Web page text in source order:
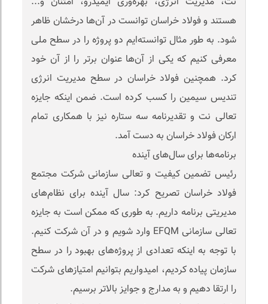
هستند و فولاد خراسان توانست در آن‌ها درخشان ظاهر
شود. به طور مثال توانسته‌ایم دو پروژه را در سطح ملی
معرفی کنیم که یکی از آن‌ها عنوان برتر را از آن خود
کرد. همچنین فولاد خراسان در سطح مدیریت انرژی
تندیس سیمین را کسب کرده است. ضمن اینکه جایزه
تعالی نت و تقدیرنامه سه ستاره نیز با همکاری تمام
ارکان فولاد خراسان به دست آمد.
برنامه‌ها برای سال‌های آینده
رئیس تضمین کیفیت و تعالی سازمانی شرکت مجتمع
فولاد خراسان تصریح کرد: سال آینده برای نظام‌های
مدیریتی برنامه داریم. به طوری که ممکن است به جایزه
تعالی سازمانی EFQM وارد شویم و در آن شرکت کنیم.
با توجه به اینکه تعدادی از پروژه‌های بهبود را در سطح
سازمان پیاده کردیم، امیدواریم بتوانیم امتیازهای شرکت
را ارتقا دهیم و به مدارج و جوایز بالاتر برسیم.